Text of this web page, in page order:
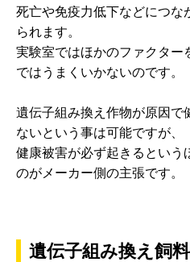
死亡や免疫力低下などにつな
られます。
実験室ではほかのファクター
ではうまくいかないのです。
遺伝子組み換え作物が原因で
ないという事は可能ですが、
健康被害が必ず起きるという
のがメーカー側の主張です。
遺伝子組み換え飼